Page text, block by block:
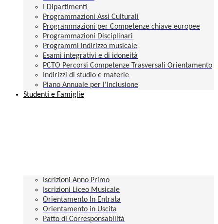
I Dipartimenti
Programmazioni Assi Culturali
Programmazioni per Competenze chiave europee
Programmazioni Disciplinari
Programmi indirizzo musicale
Esami integrativi e di idoneità
PCTO Percorsi Competenze Trasversali Orientamento
Indirizzi di studio e materie
Piano Annuale per l'Inclusione
Studenti e Famiglie
Iscrizioni Anno Primo
Iscrizioni Liceo Musicale
Orientamento In Entrata
Orientamento in Uscita
Patto di Corresponsabilità